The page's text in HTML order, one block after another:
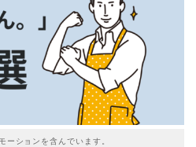
ーションを含んでいます。